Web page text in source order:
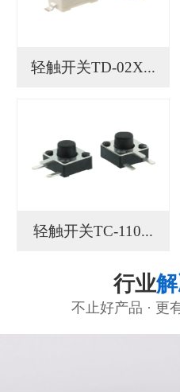
轻触开关TD-02X...
轻触开关TC-110...
行业
不止好产品 · 更